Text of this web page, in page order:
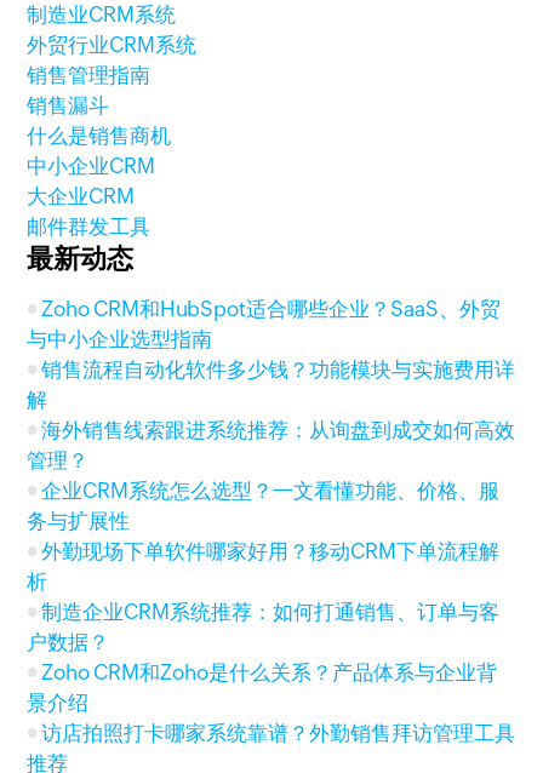
制造业CRM系统
外贸行业CRM系统
销售管理指南
销售漏斗
什么是销售商机
中小企业CRM
大企业CRM
邮件群发工具
最新动态
Zoho CRM和HubSpot适合哪些企业？SaaS、外贸
与中小企业选型指南
销售流程自动化软件多少钱？功能模块与实施费用详
解
海外销售线索跟进系统推荐：从询盘到成交如何高效
管理？
企业CRM系统怎么选型？一文看懂功能、价格、服
务与扩展性
外勤现场下单软件哪家好用？移动CRM下单流程解
析
制造企业CRM系统推荐：如何打通销售、订单与客
户数据？
Zoho CRM和Zoho是什么关系？产品体系与企业背
景介绍
访店拍照打卡哪家系统靠谱？外勤销售拜访管理工具
推荐